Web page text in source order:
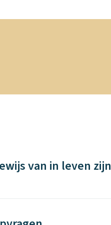
van in leven zijn